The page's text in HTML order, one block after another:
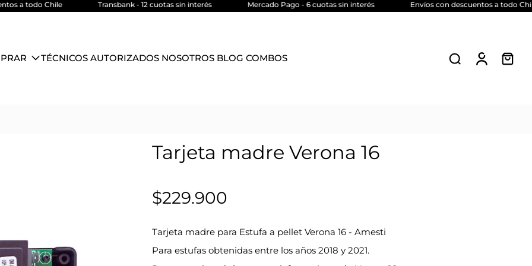
a todo Chile Transbank - 12 cuotas sin interés Mercado Pago - 6 cuotas sin interés Envíos con descuentos a todo Chile
TÉCNICOS AUTORIZADOS NOSOTROS BLOG COMBOS
Tarjeta madre Verona 16
$229.900
Tarjeta madre para Estufa a pellet Verona 16 - Amesti
Para estufas obtenidas entre los años 2018 y 2021.